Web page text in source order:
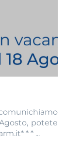
potete
* * ...